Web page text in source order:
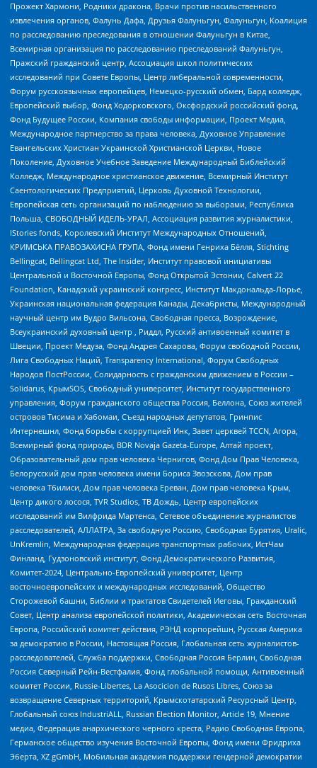
Прожект Хармони, Родники дракона, Врачи против насильственного
извлечения органов, Фалунь Дафа, Друзья Фалуньгун, Фалуньгун, Коалиция
по расследованию преследования в отношении Фалуньгун в Китае,
Всемирная организация по расследованию преследований Фалуньгун,
Пражский гражданский центр, Ассоциация школ политических
исследований при Совете Европы, Центр либеральной современности,
Форум русскоязычных европейцев, Немецко-русский обмен, Бард колледж,
Европейский выбор, Фонд Ходорковского, Оксфордский российский фонд,
Фонд Будущее России, Компания свободы информации, Проект Медиа,
Международное партнерство за права человека, Духовное Управление
Евангельских Христиан Украинской Христианской Церкви, Новое
Поколение, Духовное Учебное Заведение Международный Библейский
Колледж, Международное христианское движение, Всемирный Институт
Саентологических Предприятий, Церковь Духовной Технологии,
Европейская сеть организаций по наблюдению за выборами, Республика
Польша, СВОБОДНЫЙ ИДЕЛЬ-УРАЛ, Ассоциация развития журналистики,
IStories fonds, Королевский Институт Международных Отношений,
КРИМСЬКА ПРАВОЗАХИСНА ГРУПА, Фонд имени Генриха Бёлля, Stichting
Bellingcat, Bellingcat Ltd, The Insider, Институт правовой инициативы
Центральной и Восточной Европы, Фонд Открытой Эстонии, Calvert 22
Foundation, Канадский украинский конгресс, Институт Макдональда-Лорье,
Украинская национальная федерация Канады, Декабристы, Международный
научный центр им Вудро Вильсона, Свободная пресса, Возрождение,
Всеукраинский духовный центр , Риддл, Русский антивоенный комитет в
Швеции, Проект Медуза, Фонд Андрея Сахарова, Форум свободной России,
Лига Свободных Наций, Transparеncy International, Форум Свободных
Народов ПостРоссии, Солидарность с гражданским движением в России –
Solidarus, КрымSOS, Свободный университет, Институт государственного
управления, Форум гражданского общества Россия, Беллона, Союз жителей
островов Тисима и Хабомаи, Съезд народных депутатов, Гринпис
Интернешнл, Фонд борьбы с коррупцией Инк, Завет церквей TCCN, Агора,
Всемирный фонд природы, BDR Novaja Gazeta-Europe, Алтай проект,
Образовательный дом прав человека Чернигов, Фонд Дом Прав Человека,
Белорусский дом прав человека имени Бориса Звозскова, Дом прав
человека Тбилиси, Дом прав человека Ереван, Дом прав человека Крым,
Центр дикого лосося, TVR Studios, ТВ Дождь, Центр европейских
исследований им Вилфрида Мартенса, Сетевое объединение журналистов
расследователей, АЛЛАТРА, За свободную Россию, Свободная Бурятия, Uralic,
UnKremlin, Международная федерация транспортных рабочих, ИстЧам
Финланд, Гудзоновский институт, Фонд Демократического Развития,
Комитет-2024, Центрально-Европейский университет, Центр
восточноевропейских и международных исследований, Общество
Сторожевой башни, Библии и трактатов Свидетелей Иеговы, Гражданский
Совет, Центр анализа европейской политики, Академическая сеть Восточная
Европа, Российский комитет действия, РЭНД корпорейшн, Русская Америка
за демократию в России, Настоящая Россия, Глобальная сеть журналистов-
расследователей, Служба поддержки, Свободная Россия Берлин, Свободная
Россия Северный Рейн-Вестфалия, Фонд глобальной помощи, Антивоенный
комитет России, Russie-Libertes, La Asocicion de Rusos Libres, Союз за
возвращение Северных территорий, Крымскотатарский Ресурсный Центр,
Глобальный союз IndustriALL, Russian Election Monitor, Article 19, Мнение
медиа, Федерация анархического черного креста, Радио Свободная Европа,
Германское общество изучения Восточной Европы, Фонд имени Фридриха
Эберта, XZ gGmbH, Мобильная академия поддержки гендерной демократии